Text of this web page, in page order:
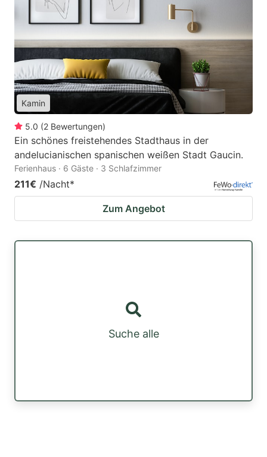
Kamin
5.0 (2 Bewertungen)
Ein schönes freistehendes Stadthaus in der
andelucianischen spanischen weißen Stadt Gaucin.
Ferienhaus · 6 Gäste · 3 Schlafzimmer
211€ /Nacht*
Zum Angebot
Suche alle